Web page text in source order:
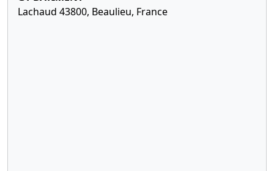
Lachaud 43800, Beaulieu, France